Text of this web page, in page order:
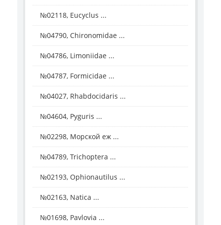
№02118, Eucyclus ...
№04790, Chironomidae ...
№04786, Limoniidae ...
№04787, Formicidae ...
№04027, Rhabdocidaris ...
№04604, Pyguris ...
№02298, Морской еж ...
№04789, Trichoptera ...
№02193, Ophionautilus ...
№02163, Natica ...
№01698, Pavlovia ...